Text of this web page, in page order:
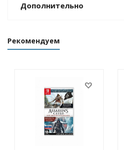
Дополнительно
Рекомендуем